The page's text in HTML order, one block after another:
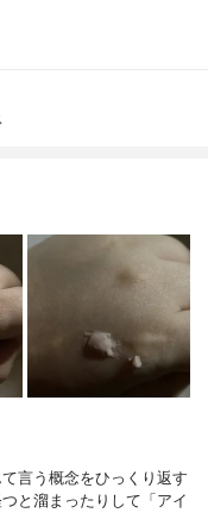
言う概念をひっくり返す
と溜まったりして「アイ